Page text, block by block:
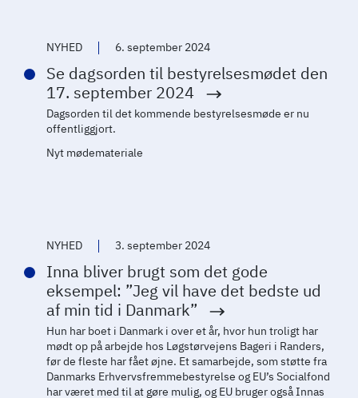
NYHED 6. september 2024
Se dagsorden til bestyrelsesmødet den
17. september 2024
Dagsorden til det kommende bestyrelsesmøde er nu
offentliggjort.
Nyt mødemateriale
NYHED 3. september 2024
Inna bliver brugt som det gode
eksempel: ”Jeg vil have det bedste ud
af min tid i Danmark”
Hun har boet i Danmark i over et år, hvor hun troligt har
mødt op på arbejde hos Løgstørvejens Bageri i Randers,
før de fleste har fået øjne. Et samarbejde, som støtte fra
Danmarks Erhvervsfremmebestyrelse og EU’s Socialfond
har været med til at gøre mulig, og EU bruger også Innas